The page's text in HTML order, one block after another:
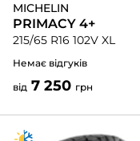
MICHELIN
PRIMACY 4+
215/65 R16 102V XL
Немає відгуків
від 7 250 грн